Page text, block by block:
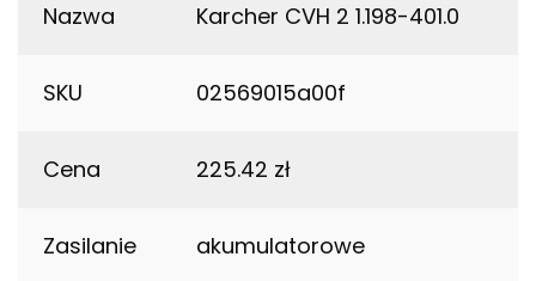
Nazwa Karcher CVH 2 1.198-401.0
SKU 02569015a00f
Cena 225.42 zł
Zasilanie akumulatorowe